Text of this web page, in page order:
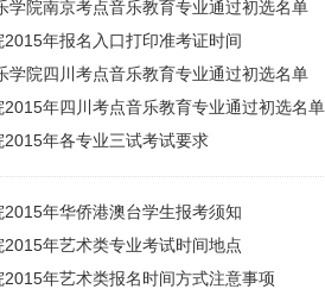
学院南京考点音乐教育专业通过初选名单
年报名入口打印准考证时间
学院四川考点音乐教育专业通过初选名单
年四川考点音乐教育专业通过初选名单
年各专业三试考试要求
年华侨港澳台学生报考须知
年艺术类专业考试时间地点
年艺术类报名时间方式注意事项